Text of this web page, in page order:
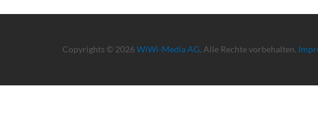
Copyrights © 2026 WiWi-Media AG. Alle Rechte vorbehalten.